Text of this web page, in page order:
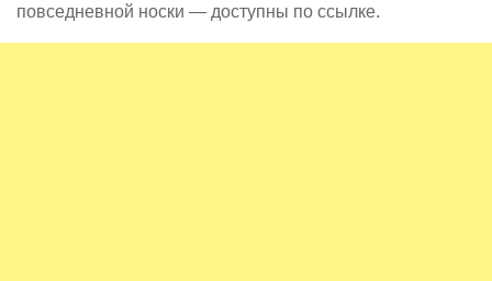
повседневной носки — доступны по ссылке.